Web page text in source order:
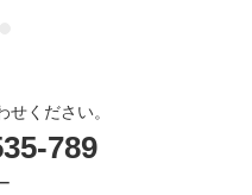
せください。
789